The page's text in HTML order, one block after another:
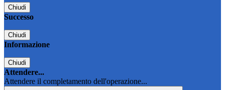
Chiudi
Successo
Chiudi
Informazione
Chiudi
Attendere...
Attendere il completamento dell'operazione...